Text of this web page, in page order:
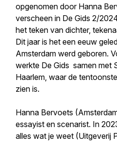
opgenomen door Hanna
verscheen in De Gids 2/
het teken van dichter,
Dit jaar is het een eeuw
Amsterdam werd geboren.
werkte De Gids samen met
Haarlem, waar de
zien is.
Hanna Bervoets
essayist en scenarist. In
alles wat je weet (Uitgeverij